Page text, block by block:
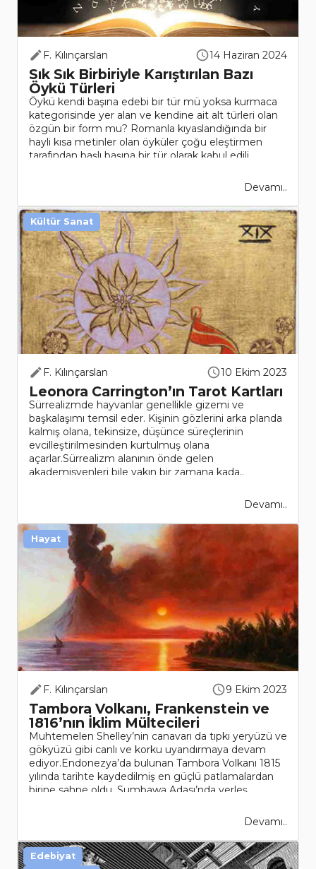
F. Kılınçarslan 14 Haziran 2024
Sık Sık Birbiriyle Karıştırılan Bazı
Öykü Türleri
Öykü kendi başına edebi bir tür mü yoksa kurmaca
kategorisinde yer alan ve kendine ait alt türleri olan
özgün bir form mu? Romanla kıyaslandığında bir
hayli kısa metinler olan öyküler çoğu eleştirmen
tarafından başlı başına bir tür olarak kabul edili..
Devamı..
F. Kılınçarslan 10 Ekim 2023
Leonora Carrington’ın Tarot Kartları
Sürrealizmde hayvanlar genellikle gizemi ve
başkalaşımı temsil eder. Kişinin gözlerini arka planda
kalmış olana, tekinsize, düşünce süreçlerinin
evcilleştirilmesinden kurtulmuş olana
açarlar.Sürrealizm alanının önde gelen
akademisyenleri bile yakın bir zamana kada..
Devamı..
Kültür Sanat
F. Kılınçarslan 9 Ekim 2023
Tambora Volkanı, Frankenstein ve
1816’nın İklim Mültecileri
Muhtemelen Shelley’nin canavarı da tıpkı yeryüzü ve
gökyüzü gibi canlı ve korku uyandırmaya devam
ediyor.Endonezya’da bulunan Tambora Volkanı 1815
yılında tarihte kaydedilmiş en güçlü patlamalardan
birine sahne oldu. Sumbawa Adası’nda yerleş..
Devamı..
Hayat
Edebiyat